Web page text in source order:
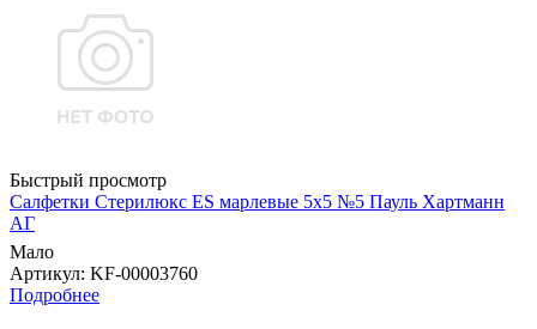
Быстрый просмотр
Салфетки Стерилюкс ES марлевые 5х5 №5 Пауль Хартманн
AГ
Мало
Артикул: KF-00003760
Подробнее